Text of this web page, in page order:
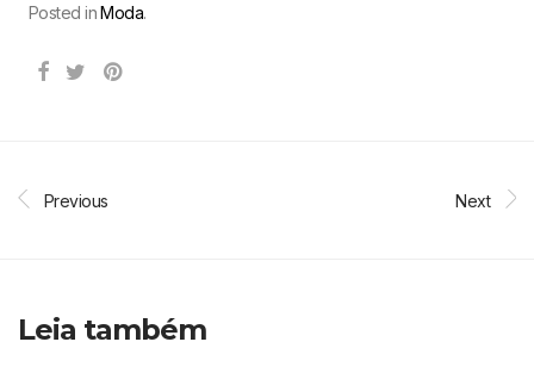
Posted inModa.
Previous Next
Leia também